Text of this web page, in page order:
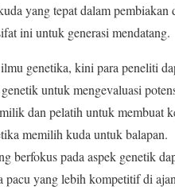
yang tepat dalam pembiakan
ini untuk generasi mendatang.
genetika, kini para peneliti
untuk mengevaluasi
dan pelatih untuk membuat
memilih kuda untuk balapan.
berfokus pada aspek genetik
pacu yang lebih kompetitif di